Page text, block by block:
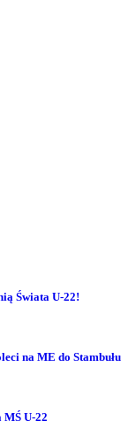
Świata U-22!
na ME do Stambułu
U-22